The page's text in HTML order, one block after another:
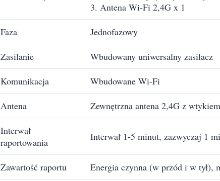
3. Antena Wi-Fi 2,4G x 1
Faza Jednofazowy
Zasilanie Wbudowany uniwersalny zasilacz
Komunikacja Wbudowane Wi-Fi
Antena Zewnętrzna antena 2,4G z
Interwał
raportowania
Interwał 1-5 minut, zazwyczaj 1
Zawartość raportu Energia czynna (w przód i w tył),